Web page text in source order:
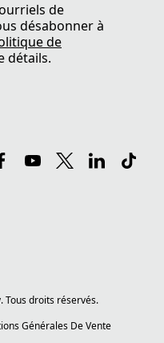
de
désabonner à
de
détails.
Tous droits réservés.
Générales De Vente